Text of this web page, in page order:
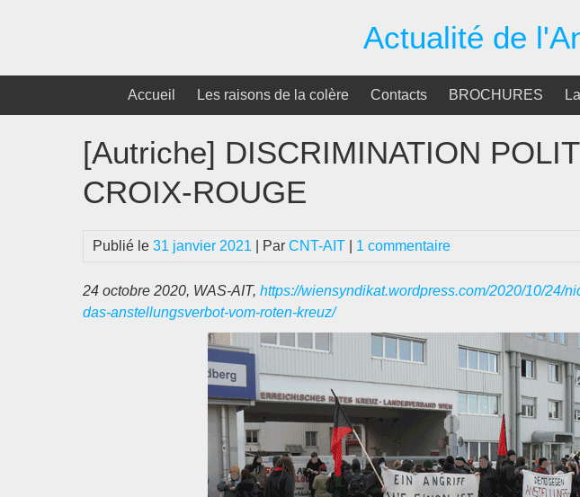
Actualité de
Accueil Les raisons de la colère Contacts BROCHURES
[Autriche] DISCRIMINATION
CROIX-ROUGE
Publié le 31 janvier 2021 | Par CNT-AIT 1 commentaire
24 octobre 2020, WAS-AIT, https://wiensyndikat.wordpress.com/2020/10/24/
das-anstellungsverbot-vom-roten-kreuz/